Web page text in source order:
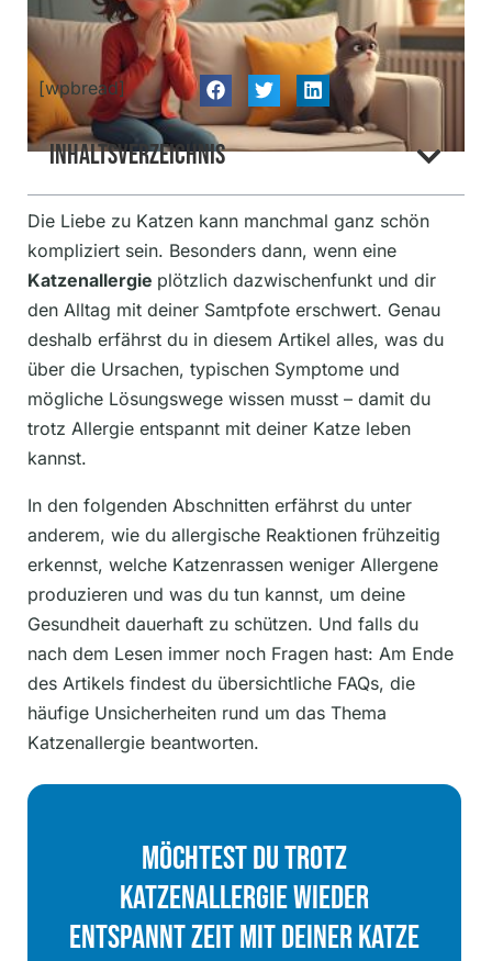
[wpbread]
Inhaltsverzeichnis
Die Liebe zu Katzen kann manchmal ganz schön
kompliziert sein. Besonders dann, wenn eine
Katzenallergie plötzlich dazwischenfunkt und dir
den Alltag mit deiner Samtpfote erschwert. Genau
deshalb erfährst du in diesem Artikel alles, was du
über die Ursachen, typischen Symptome und
mögliche Lösungswege wissen musst – damit du
trotz Allergie entspannt mit deiner Katze leben
kannst.
In den folgenden Abschnitten erfährst du unter
anderem, wie du allergische Reaktionen frühzeitig
erkennst, welche Katzenrassen weniger Allergene
produzieren und was du tun kannst, um deine
Gesundheit dauerhaft zu schützen. Und falls du
nach dem Lesen immer noch Fragen hast: Am Ende
des Artikels findest du übersichtliche FAQs, die
häufige Unsicherheiten rund um das Thema
Katzenallergie beantworten.
Möchtest Du Trotz
Katzenallergie Wieder
Entspannt Zeit Mit Deiner Katze